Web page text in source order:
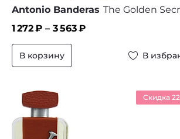
Antonio Banderas The Golden
1 272₽ – 3 563₽
В корзину В
Скидка